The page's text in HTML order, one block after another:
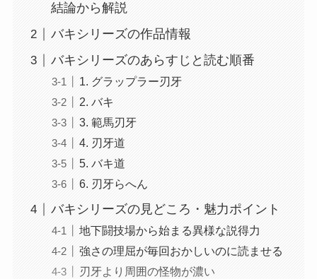
結論から解説
バキシリーズの作品情報
バキシリーズのあらすじと読む順番
1. グラップラー刃牙
2. バキ
3. 範馬刃牙
4. 刃牙道
5. バキ道
6. 刃牙らへん
バキシリーズの見どころ・魅力ポイント
地下闘技場から始まる異様な説得力
強さの理屈が毎回おかしいのに読ませる
刃牙より周囲の怪物が濃い